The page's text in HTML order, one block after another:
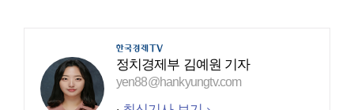
정치경제부 김예원 기자
yen88@hankyungtv.com